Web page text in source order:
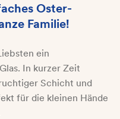
Oster-
Familie!
ein
In kurzer Zeit
Schicht und
für die kleinen Hände